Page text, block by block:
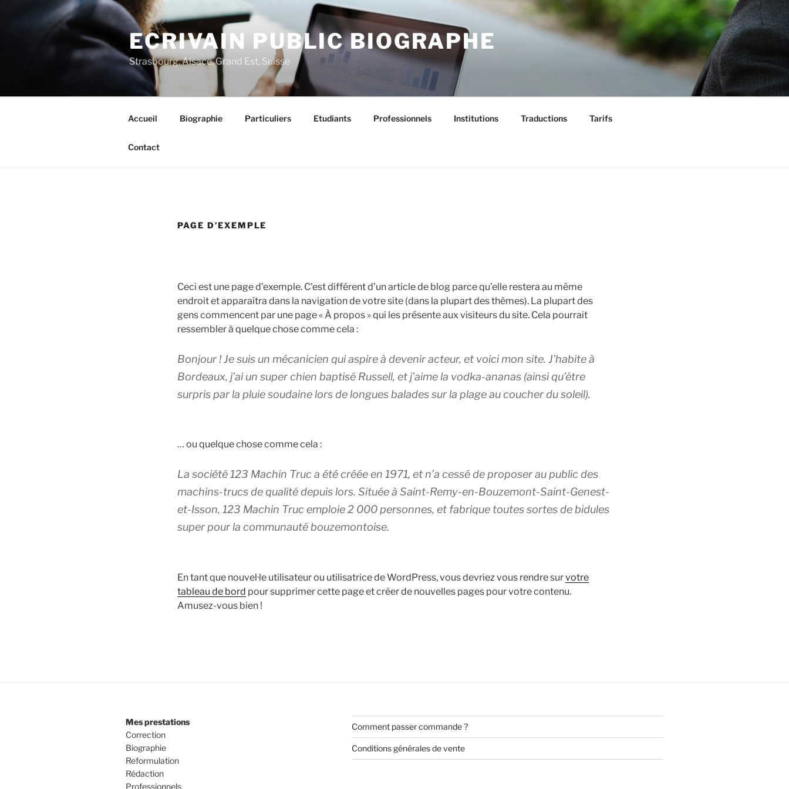
ECRIVAIN PUBLIC BIOGRAPHE
Strasbourg, Alsace, Grand Est, Suisse
Accueil Biographie Particuliers Etudiants Professionnels Institutions Traductions Tarifs
Contact
PAGE D’EXEMPLE
Ceci est une page d’exemple. C’est différent d’un article de blog parce qu’elle restera au même
endroit et apparaîtra dans la navigation de votre site (dans la plupart des thèmes). La plupart des
gens commencent par une page « À propos » qui les présente aux visiteurs du site. Cela pourrait
ressembler à quelque chose comme cela :
Bonjour ! Je suis un mécanicien qui aspire à devenir acteur, et voici mon site. J’habite à
Bordeaux, j’ai un super chien baptisé Russell, et j’aime la vodka-ananas (ainsi qu’être
surpris par la pluie soudaine lors de longues balades sur la plage au coucher du soleil).
… ou quelque chose comme cela :
La société 123 Machin Truc a été créée en 1971, et n’a cessé de proposer au public des
machins-trucs de qualité depuis lors. Située à Saint-Remy-en-Bouzemont-Saint-Genest-
et-Isson, 123 Machin Truc emploie 2 000 personnes, et fabrique toutes sortes de bidules
super pour la communauté bouzemontoise.
En tant que nouvel·le utilisateur ou utilisatrice de WordPress, vous devriez vous rendre survotre
tableau de bord pour supprimer cette page et créer de nouvelles pages pour votre contenu.
Amusez-vous bien !
Mes prestations
Correction
Biographie
Reformulation
Rédaction
Professionnels
Comment passer commande ?
Conditions générales de vente